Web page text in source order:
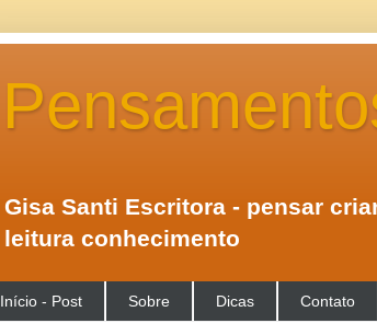
Gisa Santi Escritora - pensar
leitura conhecimento
Início - Post Sobre Dicas Contato